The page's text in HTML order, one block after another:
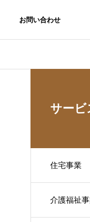
お問い合わせ
サービ
住宅事業
介護福祉